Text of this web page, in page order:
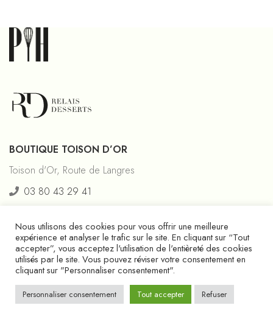
BOUTIQUE TOISON D’OR
Toison d'Or, Route de Langres
03 80 43 29 41
BOUTIQUE CENTRE-VILLE
31 Rue des Godrans, 21000 Dijon
03 80 54 94 22
BOUTIQUE & ATELIER CAP NORD
Nous utilisons des cookies pour vous offrir une meilleure
expérience et analyser le trafic sur le site. En cliquant sur “Tout
accepter”, vous acceptez l'utilisation de l'entièreté des cookies
utilisés par le site. Vous pouvez réviser votre consentement en
cliquant sur "Personnaliser consentement".
Personnaliser consentement Tout accepter Refuser